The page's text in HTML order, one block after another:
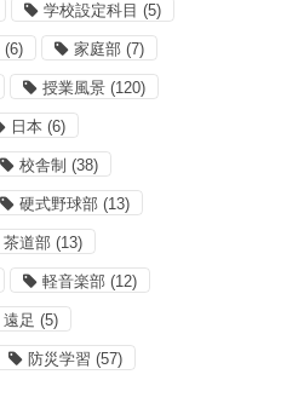
学校設定科目 (5)
(6) 家庭部(7)
授業風景(120)
日本(6)
校舎制 (38)
硬式野球部(13)
茶道部(13)
軽音楽部(12)
遠足 (5)
防災学習 (57)